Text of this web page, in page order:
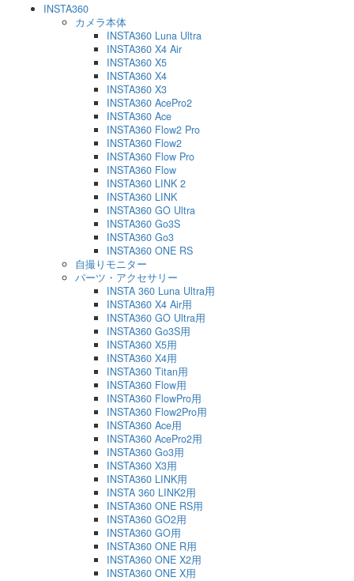
INSTA360
カメラ本体
INSTA360 Luna Ultra
INSTA360 X4 Air
INSTA360 X5
INSTA360 X4
INSTA360 X3
INSTA360 AcePro2
INSTA360 Ace
INSTA360 Flow2 Pro
INSTA360 Flow2
INSTA360 Flow Pro
INSTA360 Flow
INSTA360 LINK 2
INSTA360 LINK
INSTA360 GO Ultra
INSTA360 Go3S
INSTA360 Go3
INSTA360 ONE RS
自撮りモニター
パーツ・アクセサリー
INSTA 360 Luna Ultra用
INSTA360 X4 Air用
INSTA360 GO Ultra用
INSTA360 Go3S用
INSTA360 X5用
INSTA360 X4用
INSTA360 Titan用
INSTA360 Flow用
INSTA360 FlowPro用
INSTA360 Flow2Pro用
INSTA360 Ace用
INSTA360 AcePro2用
INSTA360 Go3用
INSTA360 X3用
INSTA360 LINK用
INSTA 360 LINK2用
INSTA360 ONE RS用
INSTA360 GO2用
INSTA360 GO用
INSTA360 ONE R用
INSTA360 ONE X2用
INSTA360 ONE X用